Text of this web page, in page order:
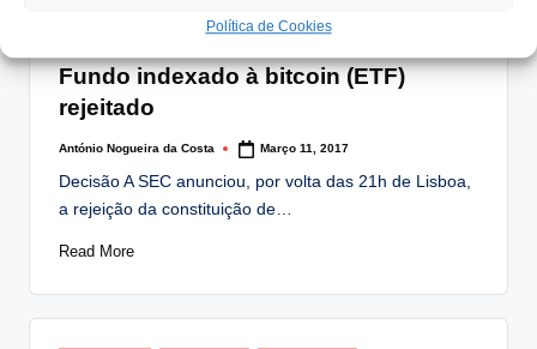
Política de Cookies
Notícias
Fundo indexado à bitcoin (ETF)
rejeitado
Posted
António Nogueira da Costa Março 11, 2017
Decisão A SEC anunciou, por volta das 21h de Lisboa,
a rejeição da constituição de…
Read More